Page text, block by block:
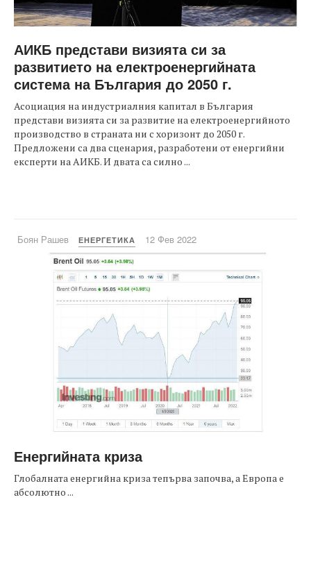
АИКБ представи визията си за
развитието на електроенергийната
система на България до 2050 г.
Асоциация на индустриалния капитал в България
представи визията си за развитие на електроенергийното
производство в страната ни с хоризонт до 2050 г.
Предложени са два сценария, разработени от енергийни
експерти на АИКБ. И двата са силно ...
Боян Рашев ЕНЕРГЕТИКА 12 Фев 2022
Енергийната криза
Глобалната енергийна криза тепърва започва, а Европа е
абсолютно ...